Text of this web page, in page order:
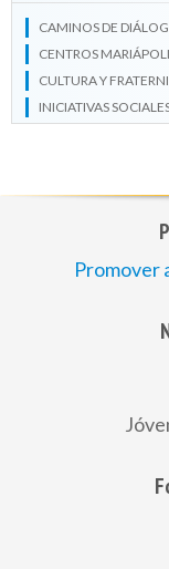
CAMINOS DE
CENTROS
CULTURA Y
INICIATIVAS
Promover